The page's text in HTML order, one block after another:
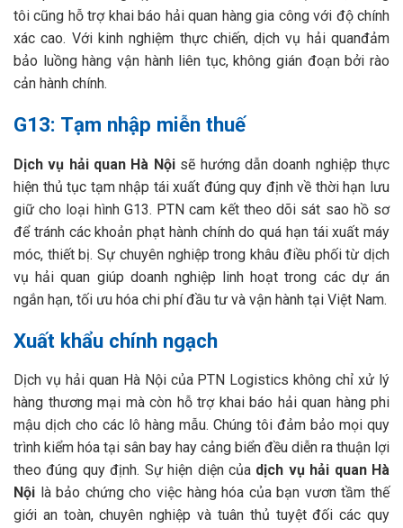
tôi cũng hỗ trợ khai báo hải quan hàng gia công với độ chính
xác cao. Với kinh nghiệm thực chiến, dịch vụ hải quanđảm
bảo luồng hàng vận hành liên tục, không gián đoạn bởi rào
cản hành chính.
G13: Tạm nhập miễn thuế
Dịch vụ hải quan Hà Nộisẽ hướng dẫn doanh nghiệp thực
hiện thủ tục tạm nhập tái xuất đúng quy định về thời hạn lưu
giữ cho loại hình G13. PTN cam kết theo dõi sát sao hồ sơ
để tránh các khoản phạt hành chính do quá hạn tái xuất máy
móc, thiết bị. Sự chuyên nghiệp trong khâu điều phối từ dịch
vụ hải quan giúp doanh nghiệp linh hoạt trong các dự án
ngắn hạn, tối ưu hóa chi phí đầu tư và vận hành tại Việt Nam.
Xuất khẩu chính ngạch
Dịch vụ hải quan Hà Nội của PTN Logistics không chỉ xử lý
hàng thương mại mà còn hỗ trợ khai báo hải quan hàng phi
mậu dịch cho các lô hàng mẫu. Chúng tôi đảm bảo mọi quy
trình kiểm hóa tại sân bay hay cảng biển đều diễn ra thuận lợi
theo đúng quy định. Sự hiện diện củadịch vụ hải quan Hà
Nội là bảo chứng cho việc hàng hóa của bạn vươn tầm thế
giới an toàn, chuyên nghiệp và tuân thủ tuyệt đối các quy